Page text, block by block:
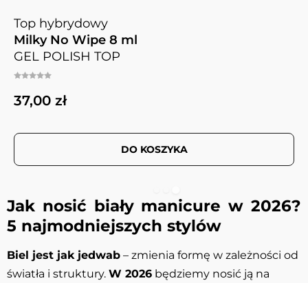
Top hybrydowy
Milky No Wipe 8 ml
GEL POLISH TOP
37,00 zł
DO KOSZYKA
Jak nosić biały manicure w 2026?
5 najmodniejszych stylów
Biel jest jak jedwab – zmienia formę w zależności od
światła i struktury. W 2026 będziemy nosić ją na